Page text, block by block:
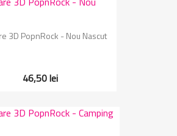
3D PopnRock - Nou Nascut
46,50 lei